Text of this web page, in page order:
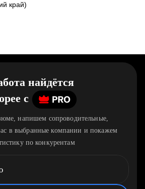
край)
найдётся
c
напишем сопроводительные,
в выбранные компании и покажем
по конкурентам